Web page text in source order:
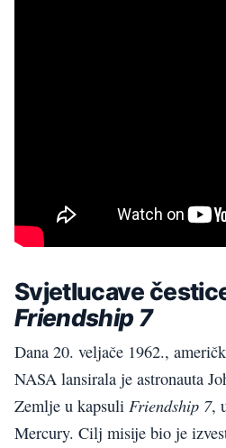
Svjetlucave
Friendship 7
Dana 20. veljače 1962.,
NASA lansirala je astronauta
Zemlje u kapsuli Friendship 7,
Mercury. Cilj misije bio je